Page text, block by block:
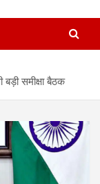
समीक्षा बैठक